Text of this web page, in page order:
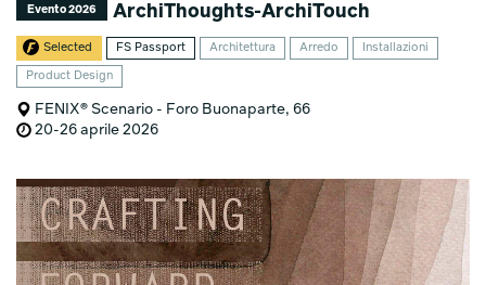
Evento 2026 ArchiThoughts-ArchiTouch
Selected FS Passport Architettura Arredo Installazioni
Product Design
FENIX® Scenario - Foro Buonaparte, 66
20-26 aprile 2026